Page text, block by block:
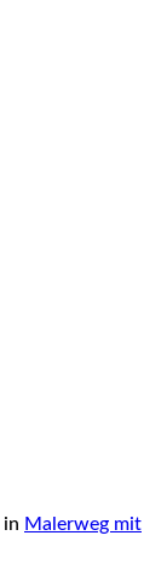
in Malerweg mit